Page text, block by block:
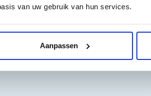
van uw gebruik van hun services.
Aanpassen